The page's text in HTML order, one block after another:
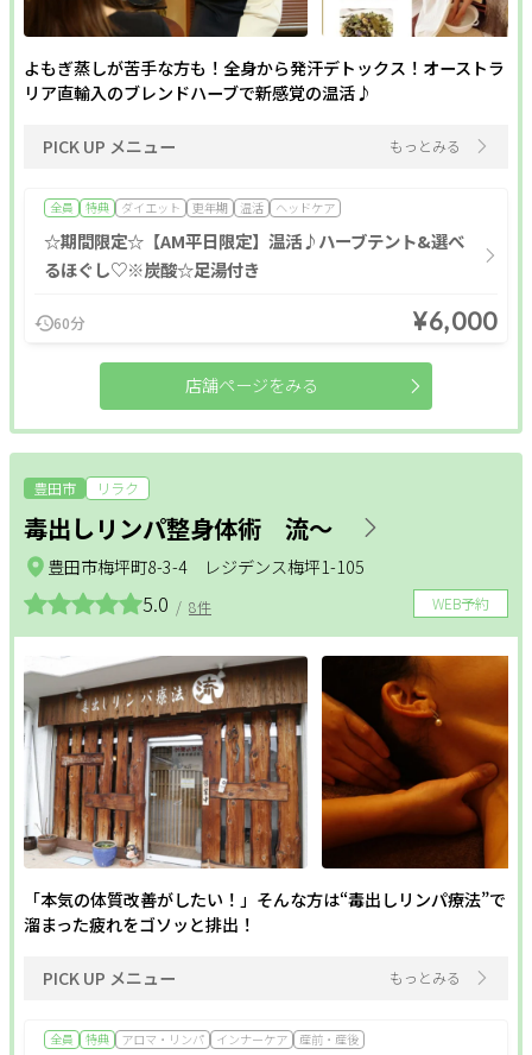
よもぎ蒸しが苦手な方も！全身から発汗デトックス！オーストラ
リア直輸入のブレンドハーブで新感覚の温活♪
PICK UP メニュー もっとみる
全員 特典 ダイエット 更年期 温活 ヘッドケア
☆期間限定☆【AM平日限定】温活♪ハーブテント&選べ
るほぐし♡※炭酸☆足湯付き
60分 ¥6,000
店舗ページをみる
豊田市 リラク
毒出しリンパ整身体術 流〜
WEB予約
5.0 / 8件
豊田市梅坪町8-3-4 レジデンス梅坪1-105
「本気の体質改善がしたい！」そんな方は“毒出しリンパ療法”で
溜まった疲れをゴソッと排出！
PICK UP メニュー もっとみる
全員 特典 アロマ・リンパ インナーケア 産前・産後